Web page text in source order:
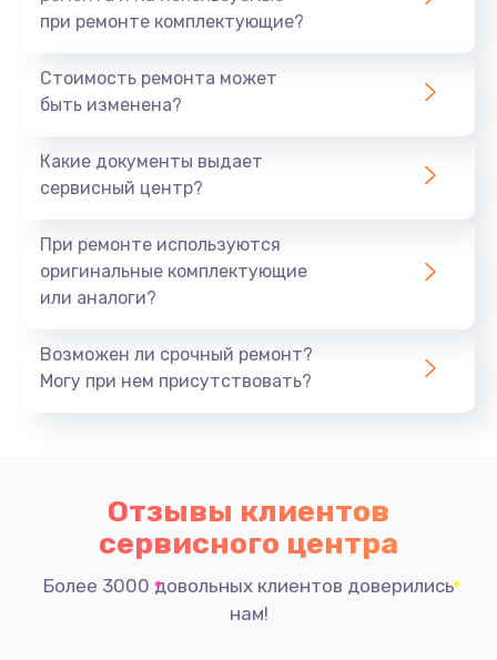
при ремонте комплектующие?
Стоимость ремонта может
быть изменена?
Какие документы выдает
сервисный центр?
При ремонте используются
оригинальные комплектующие
или аналоги?
Возможен ли срочный ремонт?
Могу при нем присутствовать?
Отзывы клиентов
сервисного центра
Более 3000 довольных клиентов доверились
нам!